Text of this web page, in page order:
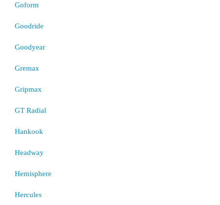
Goform
Goodride
Goodyear
Gremax
Gripmax
GT Radial
Hankook
Headway
Hemisphere
Hercules